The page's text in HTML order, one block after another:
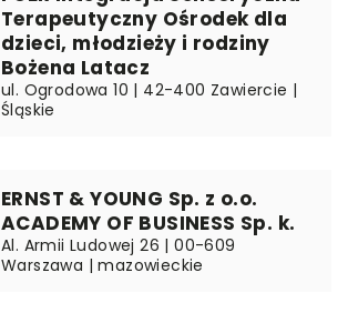
Terapeutyczny Ośrodek dla
dzieci, młodzieży i rodziny
Bożena Latacz
ul. Ogrodowa 10 | 42-400 Zawiercie |
Śląskie
ERNST & YOUNG Sp. z o.o.
ACADEMY OF BUSINESS Sp. k.
Al. Armii Ludowej 26 | 00-609
Warszawa | mazowieckie